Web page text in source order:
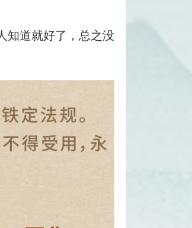
知道就好了，总之没